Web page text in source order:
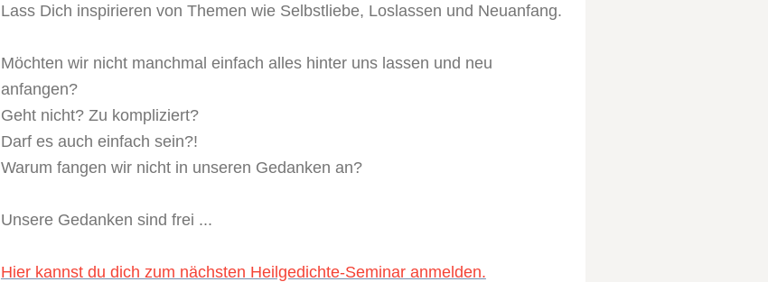
Lass Dich inspirieren von Themen wie Selbstliebe, Loslassen und Neuanfang.
Möchten wir nicht manchmal einfach alles hinter uns lassen und neu
anfangen?
Geht nicht? Zu kompliziert?
Darf es auch einfach sein?!
Warum fangen wir nicht in unseren Gedanken an?
Unsere Gedanken sind frei ...
Hier kannst du dich zum nächsten Heilgedichte-Seminar anmelden.